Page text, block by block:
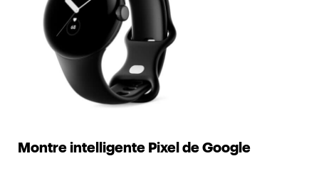
Montre intelligente Pixel de Google